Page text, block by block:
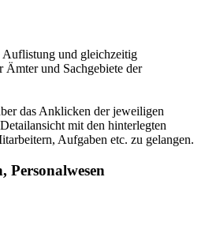
und gleichzeitig
Ämter und Sachgebiete der
das Anklicken der jeweiligen
mit den hinterlegten
Aufgaben etc. zu gelangen.
Personalwesen